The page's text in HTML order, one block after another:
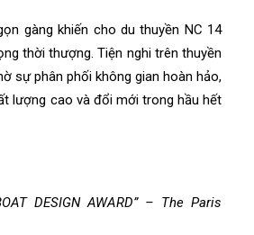
gàng khiến cho du thuyền NC 14
thời thượng. Tiện nghi trên thuyền
sự phân phối không gian hoàn hảo,
lượng cao và đổi mới trong hầu hết
DESIGN AWARD” – The Paris